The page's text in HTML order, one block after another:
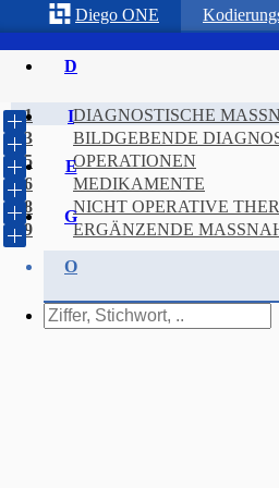
Diego ONE
D
I
E
G
O
1
DIAGNOSTISCHE
3
BILDGEBENDE
5
OPERATIONEN
6
MEDIKAMENTE
8
NICHT OPERATIVE
9
ERGÄNZENDE